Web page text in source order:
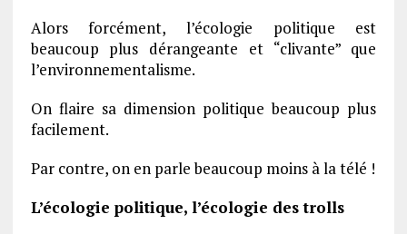
Alors forcément, l’écologie politique est
beaucoup plus dérangeante et “clivante” que
l’environnementalisme.
On flaire sa dimension politique beaucoup plus
facilement.
Par contre, on en parle beaucoup moins à la télé !
L’écologie politique, l’écologie des trolls